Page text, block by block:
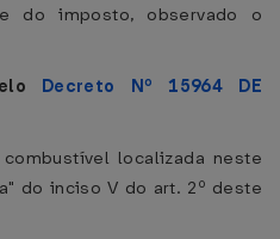
do imposto, observado o
Decreto Nº 15964 DE
localizada neste
do inciso V do art. 2º deste